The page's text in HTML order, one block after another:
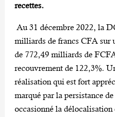
recettes.
Au 31 décembre 2022, la
milliards de francs CFA sur
de 772,49 milliards de
recouvrement de 122,3%.
réalisation qui est fort
marqué par la persistance
occasionné la délocalisation